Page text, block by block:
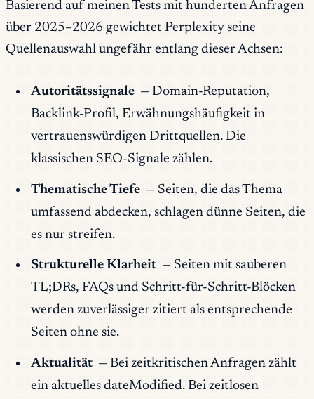
Basierend auf meinen Tests mit hunderten Anfragen
über 2025–2026 gewichtet Perplexity seine
Quellenauswahl ungefähr entlang dieser Achsen:
Autoritätssignale — Domain-Reputation,
Backlink-Profil, Erwähnungshäufigkeit in
vertrauenswürdigen Drittquellen. Die
klassischen SEO-Signale zählen.
Thematische Tiefe — Seiten, die das Thema
umfassend abdecken, schlagen dünne Seiten, die
es nur streifen.
Strukturelle Klarheit — Seiten mit sauberen
TL;DRs, FAQs und Schritt-für-Schritt-Blöcken
werden zuverlässiger zitiert als entsprechende
Seiten ohne sie.
Aktualität — Bei zeitkritischen Anfragen zählt
ein aktuelles dateModified. Bei zeitlosen